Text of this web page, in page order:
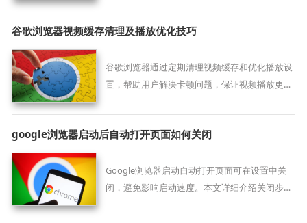
谷歌浏览器视频缓存清理及播放优化技巧
谷歌浏览器通过定期清理视频缓存和优化播放设
置，帮助用户解决卡顿问题，保证视频播放更加
google浏览器启动后自动打开页面如何关闭
Google浏览器启动自动打开页面可在设置中关
闭，避免影响启动速度。本文详细介绍关闭步